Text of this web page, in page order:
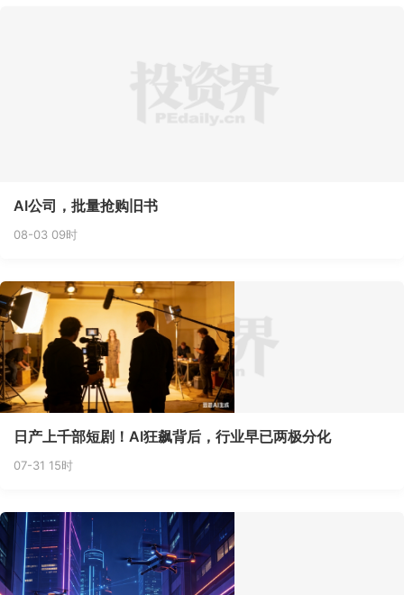
AI公司，批量抢购旧书
08-03 09时
日产上千部短剧！AI狂飙背后，行业早已两极分化
07-31 15时